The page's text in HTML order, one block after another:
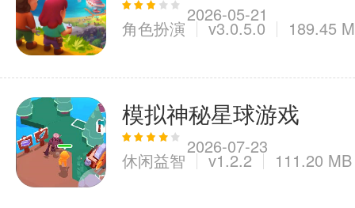
2026-05-21
角色扮演 v3.0.5.0 189.45
模拟神秘星球游戏
2026-07-23
休闲益智 v1.2.2 111.20 MB